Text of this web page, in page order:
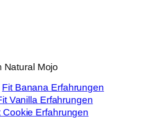
Natural Mojo
Fit Banana Erfahrungen
Vanilla Erfahrungen
Cookie Erfahrungen